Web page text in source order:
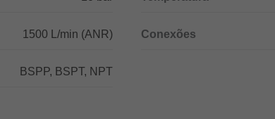
1500 L/min (ANR) Conexões
BSPP, BSPT, NPT